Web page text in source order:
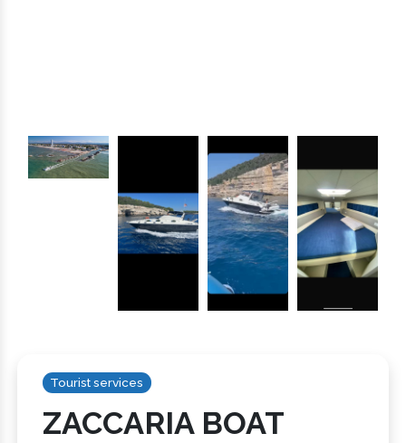
Tourist services
ZACCARIA BOAT